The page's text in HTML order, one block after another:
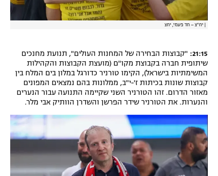
רשיון להקרנה פומבית לבית עסק
לוח דרושים – ג'ובנט
תגיות
המגזין
יח"צ – חד פעמי, יחצ
21:15:
"קבוצות הבחירה של המחנות העולים", תנועת מחנכים
שיתופית חברה בקבוצת מקו"ם (מועצת הקבוצות והקהילות
המשימתיות בישראל), הקימו טורניר כדורגל במלון בים המלח בין
קבוצות שונות בכיתות ז'-י"ב, ממלונות בהם נמצאים המפונים
מאזור הדרום. זהו הטורניר השני שקיימה התנועה עבור הנערים
והנערות. את הטורניר שידר הפרשן והשדרן הוותיק אבי מלר.